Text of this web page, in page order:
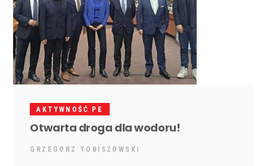
AKTYWNOŚĆ PE
Otwarta droga dla wodoru!
GRZEGORZ TOBISZOWSKI